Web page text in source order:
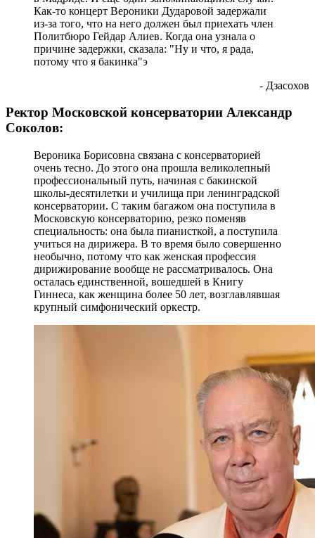
Как-то концерт Вероники Дударовой задержали
из-за того, что на него должен был приехать член
Политбюро Гейдар Алиев. Когда она узнала о
причине задержки, сказала: "Ну и что, я рада,
потому что я бакинка"э
- Дзасохов
Ректор Московской консерватории Александр
Соколов:
Вероника Борисовна связана с консерваторией
очень тесно. До этого она прошла великолепный
профессиональный путь, начиная с бакинской
школы-десятилетки и училища при ленинградской
консерватории. С таким багажом она поступила в
Московскую консерваторию, резко поменяв
специальность: она была пианисткой, а поступила
учиться на дирижера. В то время было совершенно
необычно, потому что как женская профессия
дирижирование вообще не рассматривалось. Она
осталась единственной, вошедшей в Книгу
Гиннеса, как женщина более 50 лет, возглавлявшая
крупный симфонический оркестр.